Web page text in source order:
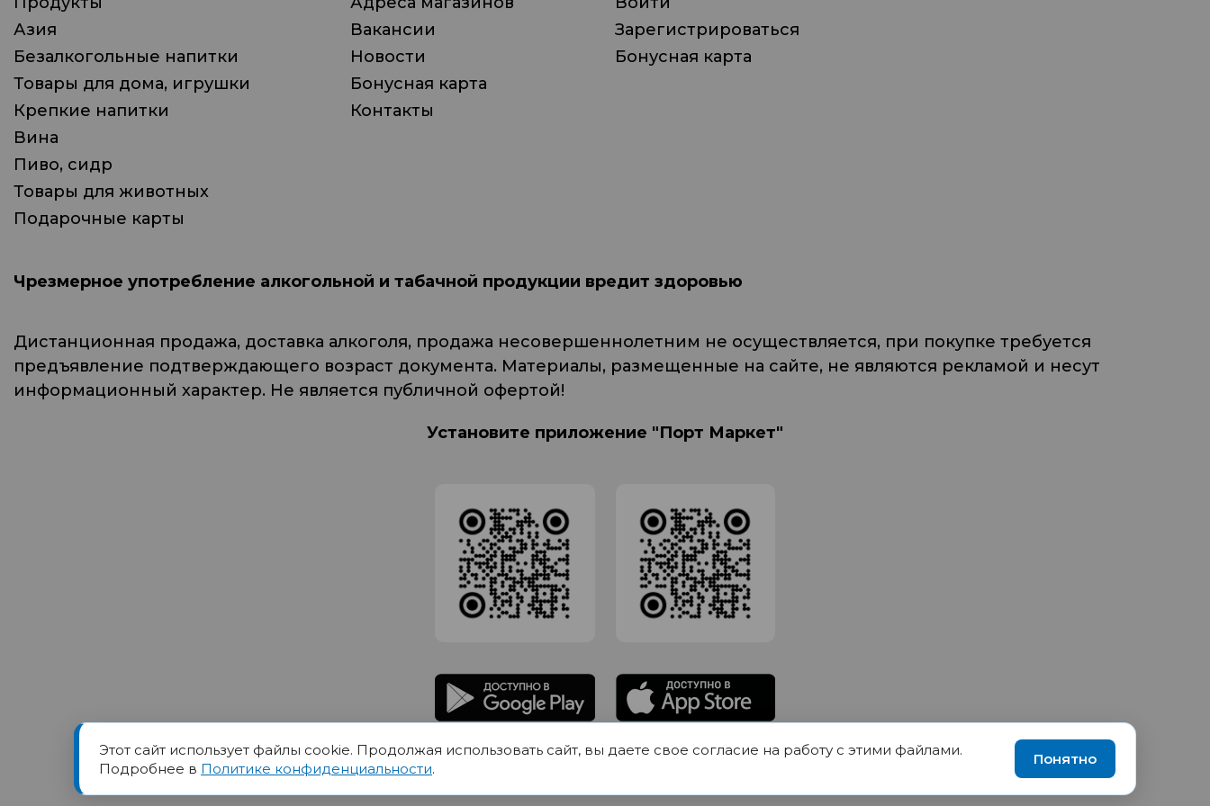
Азия
Безалкогольные напитки
Товары для дома, игрушки
Крепкие напитки
Вина
Пиво, сидр
Товары для животных
Подарочные карты
Вакансии
Новости
Бонусная карта
Контакты
Зарегистрироваться
Бонусная карта
Чрезмерное употребление алкогольной и табачной продукции вредит здоровью
Дистанционная продажа, доставка алкоголя, продажа несовершеннолетним не осуществляется, при покупке требуется
предъявление подтверждающего возраст документа. Материалы, размещенные на сайте, не являются рекламой и несут
информационный характер. Не является публичной офертой!
Установите приложение "Порт Маркет"
Товарный знак ПОРТ принадлежит Обществу с Ограниченной ответственностью СИГМАТОРГ, ОГРН 1191690035570, ИНН 1655417189
Юр.адрес 420012 Казань переулок Щербаковский дом 7, пом 1013, офис 5
Этот сайт использует файлы cookie. Продолжая использовать сайт, вы даете свое согласие на работу с этими файлами.
Подробнее в Политике конфиденциальности.
Понятно